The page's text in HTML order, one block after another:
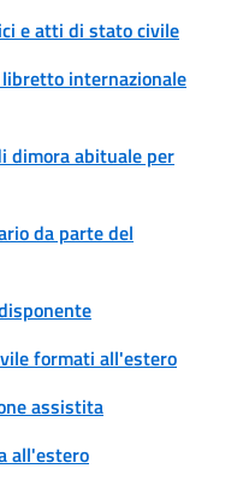
e atti di stato civile
internazionale
dimora abituale per
da parte del
formati all'estero
assistita
all'estero